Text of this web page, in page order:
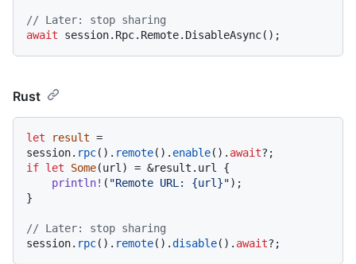
// Later: stop sharing
await
Rust
let result =
session. rpc(). remote(). enable(). await
if let Some(url) = &result.url {
println! ( "Remote URL: {url}");
}
// Later: stop sharing
session. rpc(). remote().disable(). await